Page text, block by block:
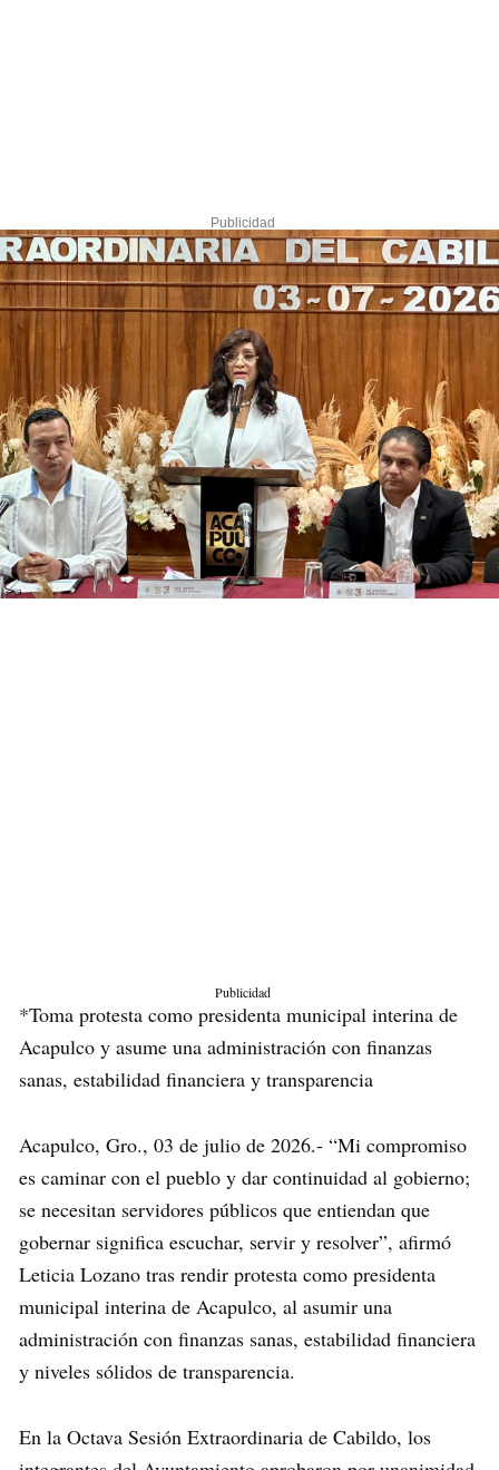
Publicidad
Publicidad
*Toma protesta como presidenta municipal interina de
Acapulco y asume una administración con finanzas
sanas, estabilidad financiera y transparencia
Acapulco, Gro., 03 de julio de 2026.- “Mi compromiso
es caminar con el pueblo y dar continuidad al gobierno;
se necesitan servidores públicos que entiendan que
gobernar significa escuchar, servir y resolver”, afirmó
Leticia Lozano tras rendir protesta como presidenta
municipal interina de Acapulco, al asumir una
administración con finanzas sanas, estabilidad financiera
y niveles sólidos de transparencia.
En la Octava Sesión Extraordinaria de Cabildo, los